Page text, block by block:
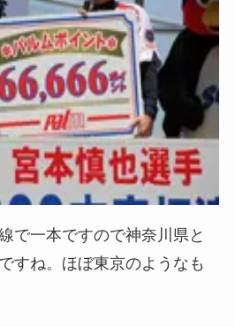
で一本ですので神奈川県と
すね。ほぼ東京のようなも